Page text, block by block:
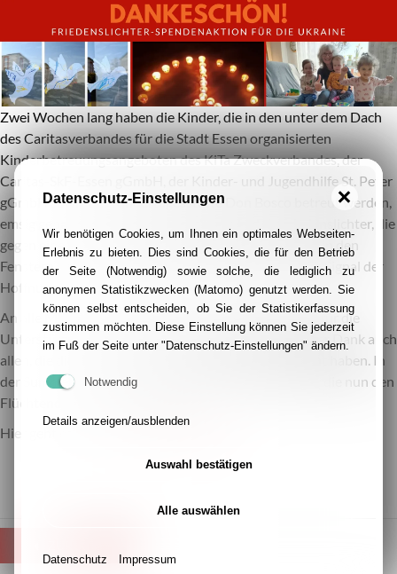
Zwei Wochen lang haben die Kinder, die in den unter dem Dach
des Caritasverbandes für die Stadt Essen organisierten
Kinderbetreuungsangeboten des KiTa Zweckverbandes, der
Caritas-SkF-Essen gGmbH, der Kinder- und Jugendhilfe St. Peter
gGmbH sowie der Kindertagesstätte Don Bosco betreut werden,
emsig gebastelt, geschnipselt und geklebt. Für Friedenslichter, die
gegen eine Spende abgegeben wurden und am 27.03. in den
Fenstern leuchteten: hell, weithin sichtbar und als ein Signal der
Hoffnung.
An alle Mitwirkenden richten wir unser Dankeschön, für die
Unterstützung und die Spenden! Insbesondere gilt der Dank auch
allen, die die Aktion mit ihrem Engagement ermöglicht haben. In
der Summe wurden mehr als 11.500 Euro gesammelt, die nun den
Flüchtenden zu Gute kommen.
Hier geht es zum
Friedenslichter-Film
Datenschutz-Einstellungen
Wir benötigen Cookies, um Ihnen ein optimales Webseiten-
Erlebnis zu bieten. Dies sind Cookies, die für den Betrieb
der Seite (Notwendig) sowie solche, die lediglich zu
anonymen Statistikzwecken (Matomo) genutzt werden. Sie
können selbst entscheiden, ob Sie der Statistikerfassung
zustimmen möchten. Diese Einstellung können Sie jederzeit
im Fuß der Seite unter "Datenschutz-Einstellungen" ändern.
Notwendig
Details anzeigen/ausblenden
Auswahl bestätigen
Alle auswählen
Datenschutz Impressum